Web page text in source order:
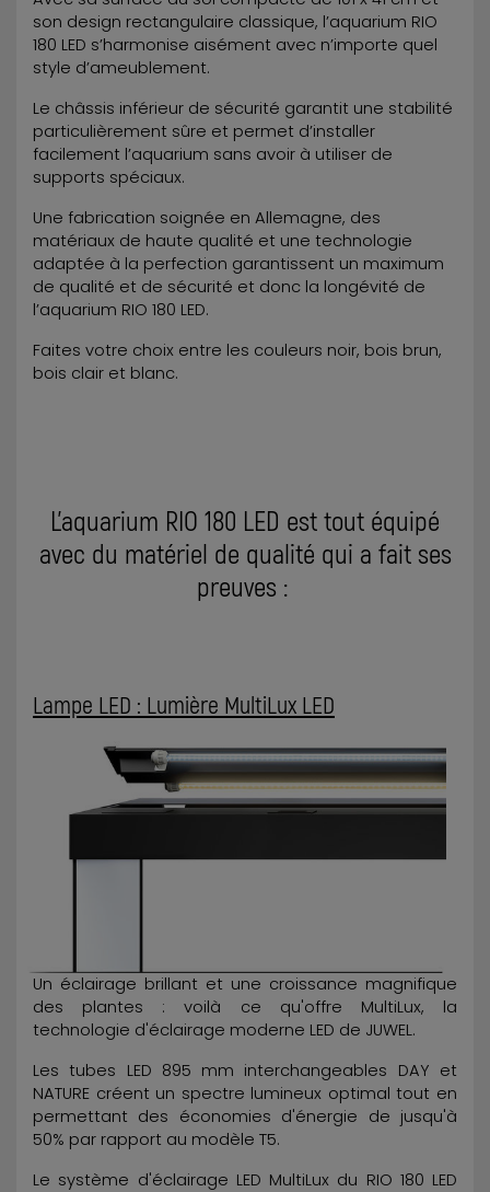
son design rectangulaire classique, l’aquarium RIO
180 LED s’harmonise aisément avec n’importe quel
style d’ameublement.
Le châssis inférieur de sécurité garantit une stabilité
particulièrement sûre et permet d’installer
facilement l’aquarium sans avoir à utiliser de
supports spéciaux.
Une fabrication soignée en Allemagne, des
matériaux de haute qualité et une technologie
adaptée à la perfection garantissent un maximum
de qualité et de sécurité et donc la longévité de
l’aquarium RIO 180 LED.
Faites votre choix entre les couleurs noir, bois brun,
bois clair et blanc.
L’aquarium RIO 180 LED est tout équipé
avec du matériel de qualité qui a fait ses
preuves :
Lampe LED : Lumière MultiLux LED
Un éclairage brillant et une croissance magnifique
des plantes : voilà ce qu'offre MultiLux, la
technologie d'éclairage moderne LED de JUWEL.
Les tubes LED 895 mm interchangeables DAY et
NATURE créent un spectre lumineux optimal tout en
permettant des économies d'énergie de jusqu'à
50% par rapport au modèle T5.
Le système d'éclairage LED MultiLux du RIO 180 LED